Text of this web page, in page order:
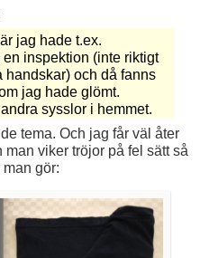
jag hade t.ex.
inspektion (inte riktigt
handskar) och då fanns
jag hade glömt.
sysslor i hemmet.
tema. Och jag får väl åter
viker tröjor på fel sätt så
gör: